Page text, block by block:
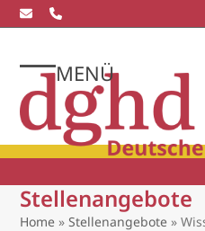
Skip
to
MENÜ
Open
mobile
menu
Close
mobile
menu
Stellenangebote
Home »Stellenangebote »